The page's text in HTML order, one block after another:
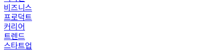
비즈니스
프로덕트
커리어
트렌드
스타트업